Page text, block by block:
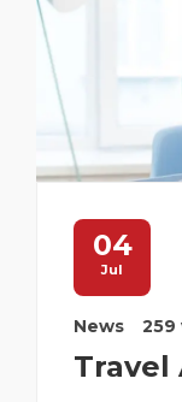
04
Jul
News 259
Travel